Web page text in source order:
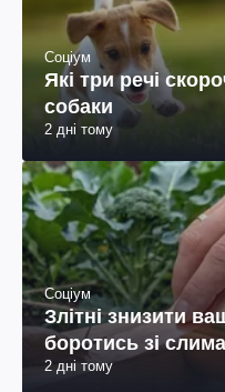
Соціум
Які три речі
собаки
2 дні тому
Соціум
Злітні знизити
боротись зі
2 дні тому